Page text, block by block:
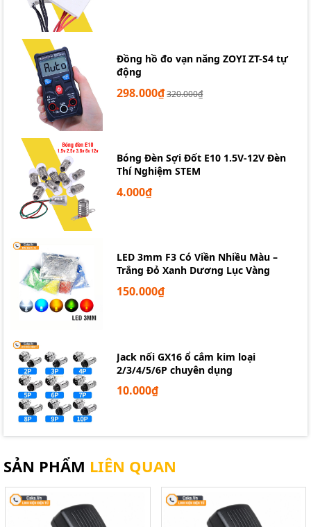
Đồng hồ đo vạn năng ZOYI ZT-S4 tự
động
298.000₫320.000₫
Bóng Đèn Sợi Đốt E10 1.5V-12V Đèn
Thí Nghiệm STEM
4.000₫
LED 3mm F3 Có Viền Nhiều Màu –
Trắng Đỏ Xanh Dương Lục Vàng
150.000₫
Jack nối GX16 ổ cắm kim loại
2/3/4/5/6P chuyên dụng
10.000₫
SẢN PHẨM LIÊN QUAN